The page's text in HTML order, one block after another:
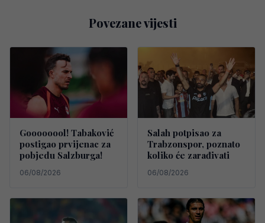
Povezane vijesti
Goooooool! Tabaković
postigao prvijenac za
pobjedu Salzburga!
06/08/2026
Salah potpisao za
Trabzonspor, poznato
koliko će zarađivati
06/08/2026